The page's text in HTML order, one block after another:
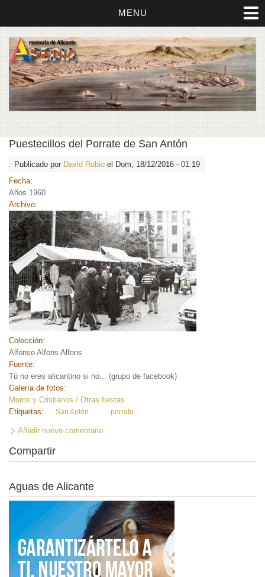
MENU
Puestecillos del Porrate de San Antón
Publicado por David Rubio el Dom, 18/12/2016 - 01:19
Fecha:
Años 1960
Archivo:
Colección:
Alfonso Alfons Alfons
Fuente:
Tú no eres alicantino si no... (grupo de facebook)
Galería de fotos:
Moros y Cristianos / Otras fiestas
Etiquetas:
San Antón porrate
Añadir nuevo comentario
Compartir
Aguas de Alicante